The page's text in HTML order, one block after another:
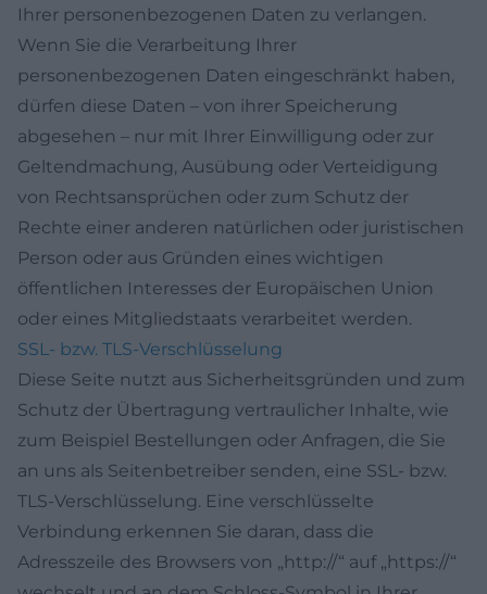
Ihrer personenbezogenen Daten zu verlangen.
Wenn Sie die Verarbeitung Ihrer
personenbezogenen Daten eingeschränkt haben,
dürfen diese Daten – von ihrer Speicherung
abgesehen – nur mit Ihrer Einwilligung oder zur
Geltendmachung, Ausübung oder Verteidigung
von Rechtsansprüchen oder zum Schutz der
Rechte einer anderen natürlichen oder juristischen
Person oder aus Gründen eines wichtigen
öffentlichen Interesses der Europäischen Union
oder eines Mitgliedstaats verarbeitet werden.
SSL- bzw. TLS-Verschlüsselung
Diese Seite nutzt aus Sicherheitsgründen und zum
Schutz der Übertragung vertraulicher Inhalte, wie
zum Beispiel Bestellungen oder Anfragen, die Sie
an uns als Seitenbetreiber senden, eine SSL- bzw.
TLS-Verschlüsselung. Eine verschlüsselte
Verbindung erkennen Sie daran, dass die
Adresszeile des Browsers von „http://“ auf „https://“